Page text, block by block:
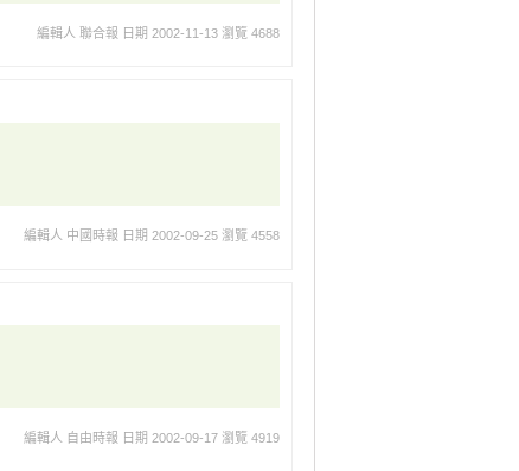
編輯人 聯合報 日期 2002-11-13 瀏覽 4688
編輯人 中國時報 日期 2002-09-25 瀏覽 4558
編輯人 自由時報 日期 2002-09-17 瀏覽 4919